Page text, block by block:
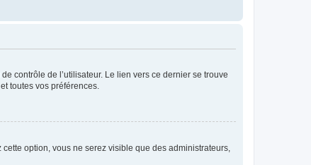
contrôle de l’utilisateur. Le lien vers ce dernier se trouve
toutes vos préférences.
option, vous ne serez visible que des administrateurs,